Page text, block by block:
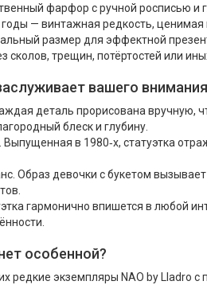
фарфор с ручной росписью и
годы — винтажная редкость,
размер для эффектной
сколов, трещин, потёртостей или
вашего
деталь прорисована вручную,
блеск и глубину.
в 1980‑х, статуэтка
Образ девочки с букетом
гармонично впишется в любой
особенной?
редкие экземпляры NAO by Lladro с